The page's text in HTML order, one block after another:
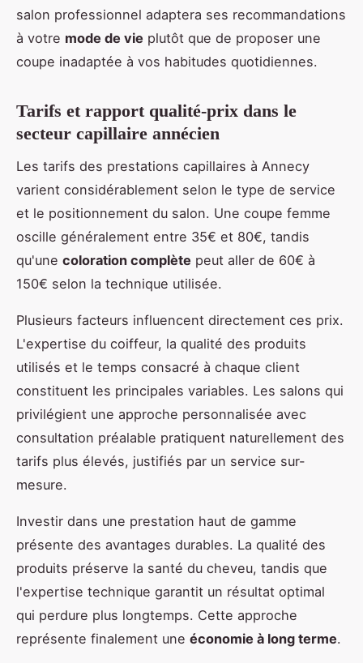
salon professionnel adaptera ses recommandations
à votre mode de vie plutôt que de proposer une
coupe inadaptée à vos habitudes quotidiennes.
Tarifs et rapport qualité-prix dans le
secteur capillaire annécien
Les tarifs des prestations capillaires à Annecy
varient considérablement selon le type de service
et le positionnement du salon. Une coupe femme
oscille généralement entre 35€ et 80€, tandis
qu'une coloration complète peut aller de 60€ à
150€ selon la technique utilisée.
Plusieurs facteurs influencent directement ces prix.
L'expertise du coiffeur, la qualité des produits
utilisés et le temps consacré à chaque client
constituent les principales variables. Les salons qui
privilégient une approche personnalisée avec
consultation préalable pratiquent naturellement des
tarifs plus élevés, justifiés par un service sur-
mesure.
Investir dans une prestation haut de gamme
présente des avantages durables. La qualité des
produits préserve la santé du cheveu, tandis que
l'expertise technique garantit un résultat optimal
qui perdure plus longtemps. Cette approche
représente finalement une économie à long terme.